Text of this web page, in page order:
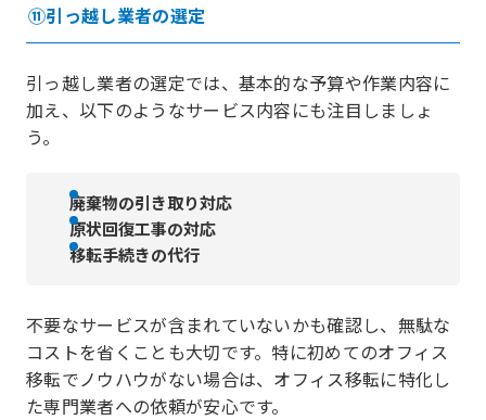
⑪引っ越し業者の選定
引っ越し業者の選定では、基本的な予算や作業内容に
加え、以下のようなサービス内容にも注目しましょ
う。
廃棄物の引き取り対応
原状回復工事の対応
移転手続きの代行
不要なサービスが含まれていないかも確認し、無駄な
コストを省くことも大切です。特に初めてのオフィス
移転でノウハウがない場合は、オフィス移転に特化し
た専門業者への依頼が安心です。